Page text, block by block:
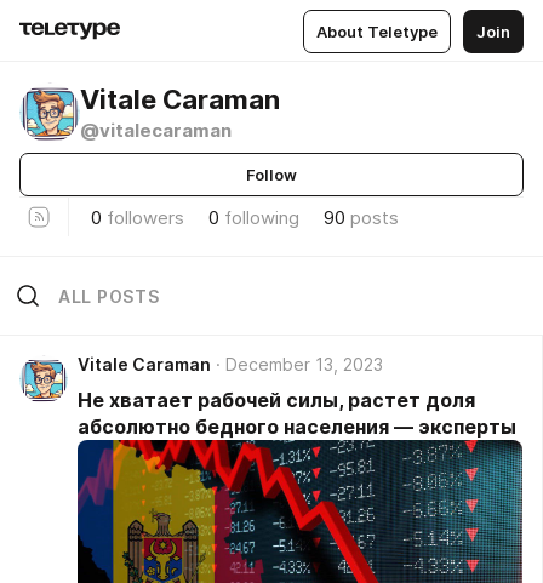
About Teletype Join
Vitale Caraman
@vitalecaraman
Follow
0 followers 0 following 90 posts
ALL POSTS
Vitale Caraman December 13, 2023
Не хватает рабочей силы, растет доля
абсолютно бедного населения — эксперты